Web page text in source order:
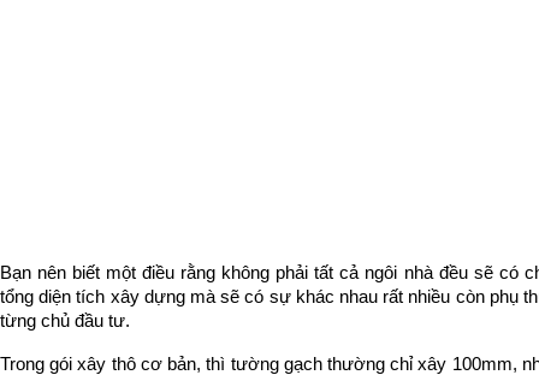
Bạn nên biết một điều rằng không phải tất cả ngôi nhà đều sẽ có
tổng diện tích xây dựng mà sẽ có sự khác nhau rất nhiều còn phụ
từng chủ đầu tư.
Trong gói xây thô cơ bản, thì tường gạch thường chỉ xây 100mm,